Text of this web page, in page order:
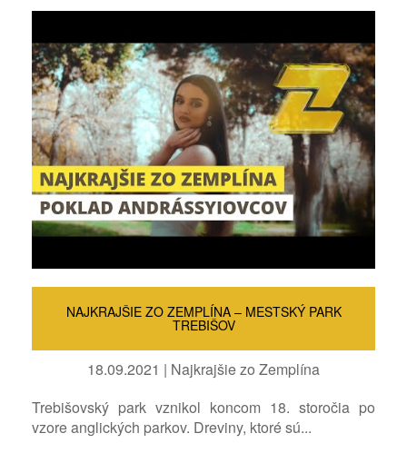
NAJKRAJŠIE ZO ZEMPLÍNA – MESTSKÝ PARK
TREBIŠOV
18.09.2021 | Najkrajšie zo Zemplína
Trebišovský park vznikol koncom 18. storočia po
vzore anglických parkov. Dreviny, ktoré sú...